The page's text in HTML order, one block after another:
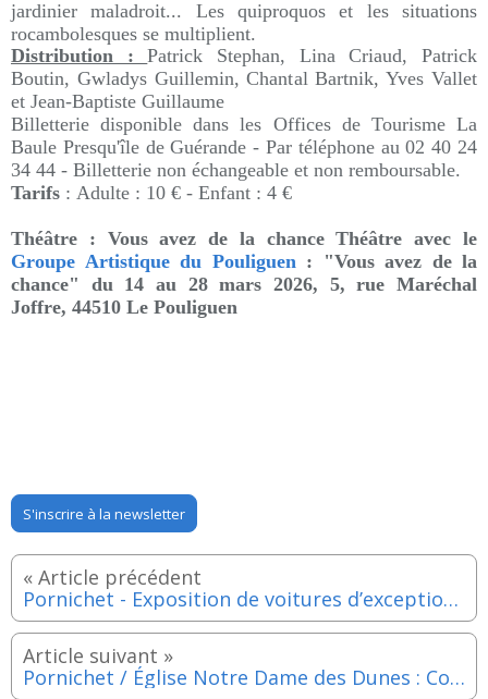
jardinier maladroit... Les quiproquos et les situations
rocambolesques se multiplient.
Distribution :Patrick Stephan, Lina Criaud, Patrick
Boutin, Gwladys Guillemin, Chantal Bartnik, Yves Vallet
et Jean-Baptiste Guillaume
Billetterie disponible dans les Offices de Tourisme La
Baule Presqu'île de Guérande - Par téléphone au 02 40 24
34 44 - Billetterie non échangeable et non remboursable.
Tarifs : Adulte : 10 € - Enfant : 4 €
Théâtre : Vous avez de la chanceThéâtre avec le
Groupe Artistique du Pouliguen: "Vous avez de la
chance" du 14 au 28 mars 2026, 5, rue Maréchal
Joffre, 44510 Le Pouliguen
S'inscrire à la newsletter
Pornichet - Exposition de voitures d’exception - Samedi 4 avril 2026
Pornichet / Église Notre Dame des Dunes : Concert Mille Choeurs pour un regard - Samedi 21 mars 2026